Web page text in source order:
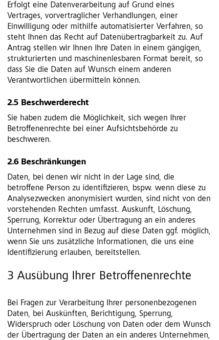
Erfolgt eine Datenverarbeitung auf Grund eines
Vertrages, vorvertraglicher Verhandlungen, einer
Einwilligung oder mithilfe automatisierter Verfahren, so
steht Ihnen das Recht auf Datenübertragbarkeit zu. Auf
Antrag stellen wir Ihnen Ihre Daten in einem gängigen,
strukturierten und maschinenlesbaren Format bereit, so
dass Sie die Daten auf Wunsch einem anderen
Verantwortlichen übermitteln können.
2.5 Beschwerderecht
Sie haben zudem die Möglichkeit, sich wegen Ihrer
Betroffenenrechte bei einer Aufsichtsbehörde zu
beschweren.
2.6 Beschränkungen
Daten, bei denen wir nicht in der Lage sind, die
betroffene Person zu identifizieren, bspw. wenn diese zu
Analysezwecken anonymisiert wurden, sind nicht von den
vorstehenden Rechten umfasst. Auskunft, Löschung,
Sperrung, Korrektur oder Übertragung an ein anderes
Unternehmen sind in Bezug auf diese Daten ggf. möglich,
wenn Sie uns zusätzliche Informationen, die uns eine
Identifizierung erlauben, bereitstellen.
3 Ausübung Ihrer Betroffenenrechte
Bei Fragen zur Verarbeitung Ihrer personenbezogenen
Daten, bei Auskünften, Berichtigung, Sperrung,
Widerspruch oder Löschung von Daten oder dem Wunsch
der Übertragung der Daten an ein anderes Unternehmen,